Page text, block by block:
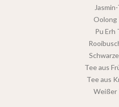
Oolong
Pu Erh
Tee aus
Tee aus
Weißer